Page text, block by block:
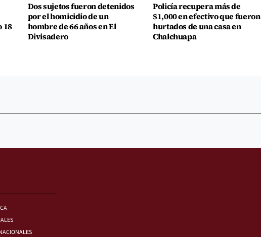
18
Dos sujetos fueron detenidos
por el homicidio de un
hombre de 66 años en El
Divisadero
Policía recupera más de
$1,000 en efectivo que fueron
hurtados de una casa en
Chalchuapa